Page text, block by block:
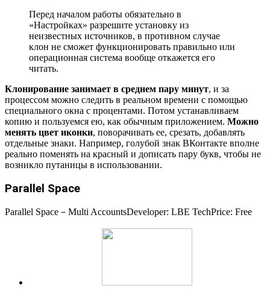
Перед началом работы обязательно в
«Настройках» разрешите установку из
неизвестных источников, в противном случае
клон не сможет функционировать правильно или
операционная система вообще откажется его
читать.
Клонирование занимает в среднем пару минут, и за
процессом можно следить в реальном времени с помощью
специального окна с процентами. Потом устанавливаем
копию и пользуемся ею, как обычным приложением. Можно
менять цвет иконки, поворачивать ее, срезать, добавлять
отдельные знаки. Например, голубой знак ВКонтакте вполне
реально поменять на красный и дописать пару букв, чтобы не
возникло путаницы в использовании.
Parallel Space
Parallel Space－Multi AccountsDeveloper: LBE TechPrice: Free